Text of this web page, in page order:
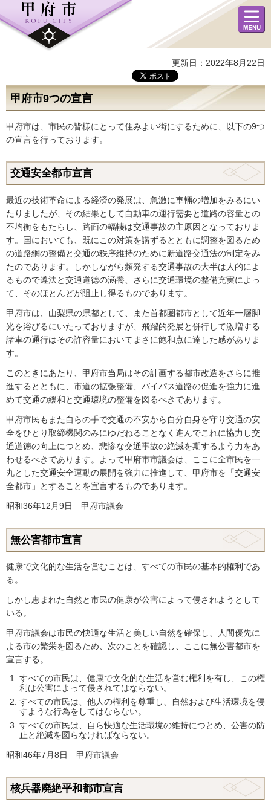
メニュ
ー
更新日：2022年8月22日
甲府市9つの宣言
甲府市は、市民の皆様にとって住みよい街にするために、以下の9つ
の宣言を行っております。
交通安全都市宣言
最近の技術革命による経済の発展は、急激に車輛の増加をみるにい
たりましたが、その結果として自動車の運行需要と道路の容量との
不均衡をもたらし、路面の輻輳は交通事故の主原因となっておりま
す。国においても、既にこの対策を講ずるとともに調整を図るため
の道路網の整備と交通の秩序維持のために新道路交通法の制定をみ
たのであります。しかしながら頻発する交通事故の大半は人的によ
るもので遵法と交通道徳の涵養、さらに交通環境の整備充実によっ
て、そのほとんどが阻止し得るものであります。
甲府市は、山梨県の県都として、また首都圏都市として近年一層脚
光を浴びるにいたっておりますが、飛躍的発展と併行して激増する
諸車の通行はその許容量においてまさに飽和点に達した感がありま
す。
このときにあたり、甲府市当局はその計画する都市改造をさらに推
進するとともに、市道の拡張整備、バイパス道路の促進を強力に進
めて交通の緩和と交通環境の整備を図るべきであります。
甲府市民もまた自らの手で交通の不安から自分自身を守り交通の安
全をひとり取締機関のみにゆだねることなく進んでこれに協力し交
通道徳の向上につとめ、悲惨な交通事故の絶滅を期するよう力をあ
わせるべきであります。よって甲府市市議会は、ここに全市民を一
丸とした交通安全運動の展開を強力に推進して、甲府市を「交通安
全都市」とすることを宣言するものであります。
昭和36年12月9日 甲府市議会
無公害都市宣言
健康で文化的な生活を営むことは、すべての市民の基本的権利であ
る。
しかし恵まれた自然と市民の健康が公害によって侵されようとして
いる。
甲府市議会は市民の快適な生活と美しい自然を確保し、人間優先に
よる市の繁栄を図るため、次のことを確認し、ここに無公害都市を
宣言する。
すべての市民は、健康で文化的な生活を営む権利を有し、この権
利は公害によって侵されてはならない。
すべての市民は、他人の権利を尊重し、自然および生活環境を侵
すような行為をしてはならない。
すべての市民は、自ら快適な生活環境の維持につとめ、公害の防
止と絶滅を図らなければならない。
昭和46年7月8日 甲府市議会
核兵器廃絶平和都市宣言